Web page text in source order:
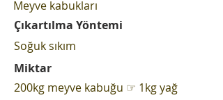
Meyve kabukları
Çıkartılma Yöntemi
Soğuk sıkım
Miktar
200kg meyve kabuğu ☞ 1kg yağ